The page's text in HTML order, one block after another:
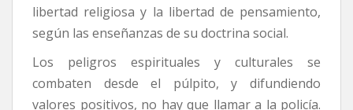
libertad religiosa y la libertad de pensamiento,
según las enseñanzas de su doctrina social.
Los peligros espirituales y culturales se
combaten desde el púlpito, y difundiendo
valores positivos, no hay que llamar a la policía.